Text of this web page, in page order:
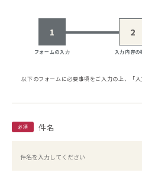
1
フォームの入力
2
入力内容の
以下のフォームに必要事項をご入力の上、 「
必須 件名